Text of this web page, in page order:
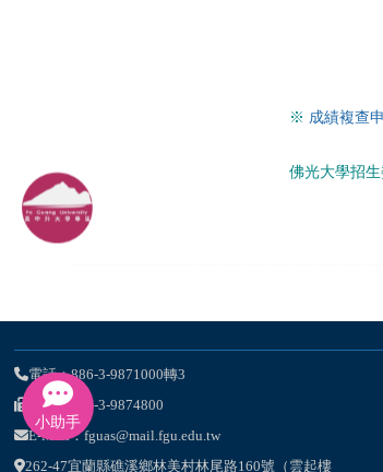
※ 成績複查
佛光大學招生
電話：886-3-9871000轉3
傳真：886-3-9874800
E-Mail：fguas@mail.fgu.edu.tw
262-47宜蘭縣礁溪鄉林美村林尾路160號（雲起樓
小助手